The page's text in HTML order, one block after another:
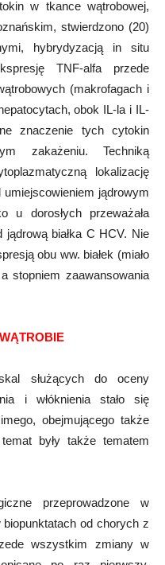
w tkance wątrobowej,
stwierdzono (20)
hybrydyzacją in situ
TNF-alfa przede
(makrofagach i
obok IL-la i IL-
znaczenie tych cytokin
zakażeniu. Techniką
lokalizację
umiejscowieniem jądrowym
u dorosłych przeważała
białka C HCV. Nie
obu ww. białek (miało
stopniem zaawansowania
służących do oceny
i włóknienia stało się
obejmującego także
były także tematem
przeprowadzone w
od chorych z
wszystkim zmiany w